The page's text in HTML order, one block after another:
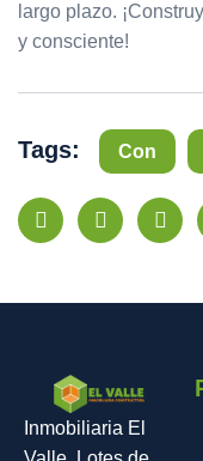
largo plazo.
y consciente!
Tags: Con
Inmobiliaria El